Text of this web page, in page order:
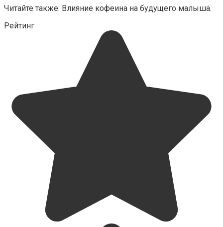
Читайте также: Влияние кофеина на будущего малыша.
Рейтинг